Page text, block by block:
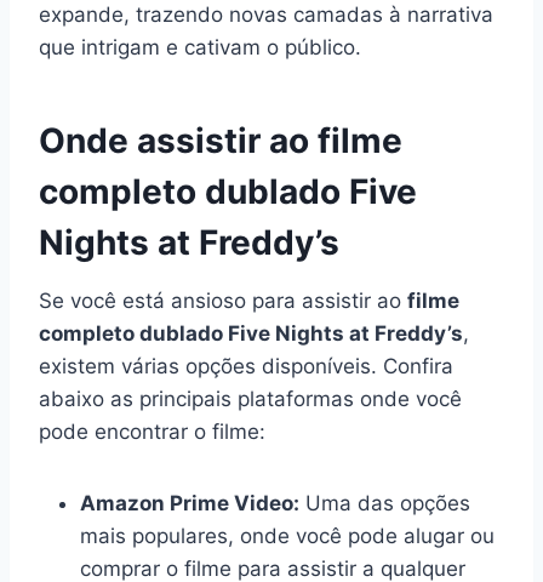
expande, trazendo novas camadas à narrativa
que intrigam e cativam o público.
Onde assistir ao filme
completo dublado Five
Nights at Freddy’s
Se você está ansioso para assistir ao filme
completo dublado Five Nights at Freddy’s,
existem várias opções disponíveis. Confira
abaixo as principais plataformas onde você
pode encontrar o filme:
Amazon Prime Video: Uma das opções
mais populares, onde você pode alugar ou
comprar o filme para assistir a qualquer